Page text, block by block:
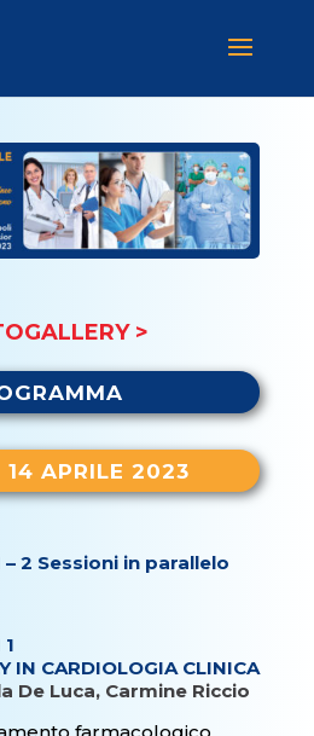
>
14 APRILE 2023
– 2 Sessioni in parallelo
IN CARDIOLOGIA CLINICA
De Luca, Carmine Riccio
farmacologico